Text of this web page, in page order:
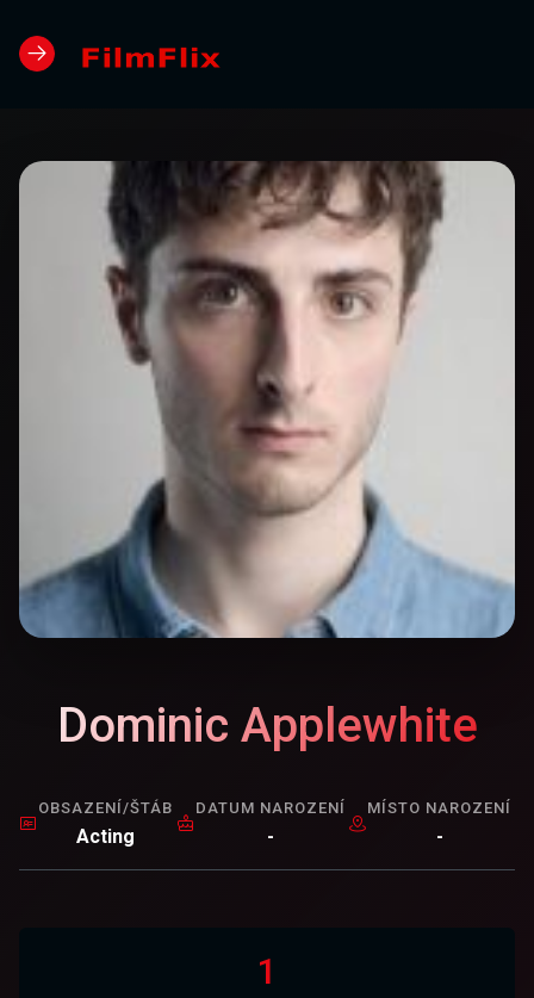
Dominic Applewhite
OBSAZENÍ/ŠTÁB
Acting
DATUM NAROZENÍ
-
MÍSTO NAROZENÍ
-
1